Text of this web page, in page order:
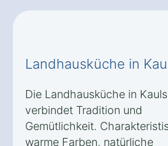
Landhausküche in
Die Landhausküche in
verbindet Tradition und
Gemütlichkeit.
warme Farben, natürliche